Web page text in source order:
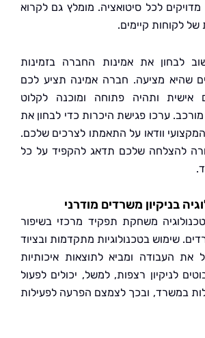
סיטואציה. מומלץ גם לקרוא
קיימים.
את אמינות החברה בזמינות
מציעה. חברה אמינה תציע לכם
ותהיה פתוחה ומוכנה לקלוט
פגישת היכרות כדי לבחון את
על התאמתו לצרכים שלכם.
שלכם תדאג להקפיד על כל
משרדים מודרני
משחקת תפקיד מרכזי בשיפור
בטכנולוגיות מתקדמות ובציוד
ומביא לתוצאות איכותיות
רצפות, למשל, יכולים לפעול
ובכך לצמצם הפרעה לפעילות